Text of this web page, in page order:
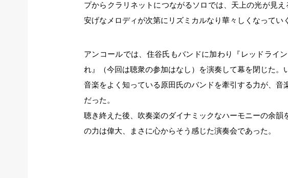
プからクラリネットにつながるソロでは、天上の光が見
安げなメロディが次第にリズミカルなり華々しくなってい
アンコールでは、住谷氏もバンドに加わり『レッドライ
れ』（今回は聴衆の参加はなし）を演奏して幕を閉じた
音楽をよく知っている原田氏のバンドを牽引する力が、
だった。
聴き終えた後、吹奏楽のダイナミックなハーモニーの余
の力は偉大、まさに心からそう感じた演奏会であった。